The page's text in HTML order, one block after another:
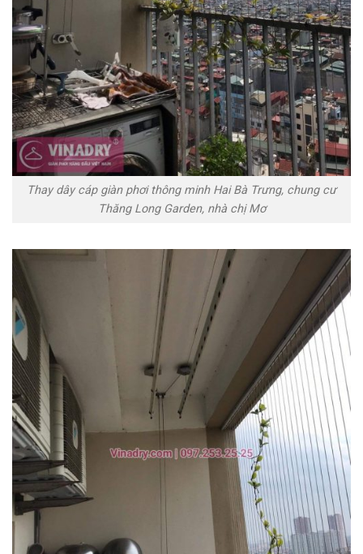
Thay dây cáp giàn phơi thông minh Hai Bà Trưng, chung cư
Thăng Long Garden, nhà chị Mơ